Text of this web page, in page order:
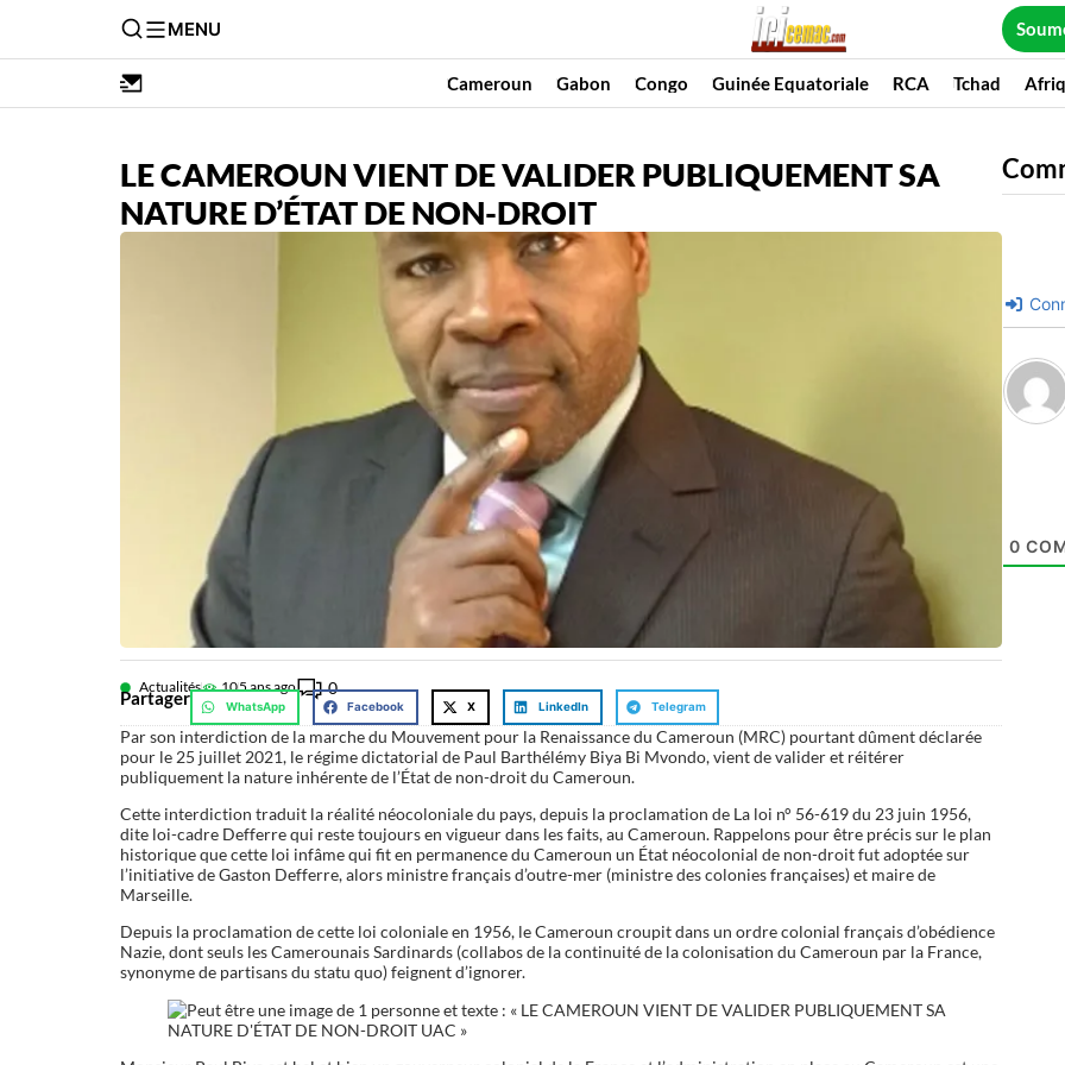
MENU
Cameroun Gabon Congo Guinée Equatoriale RCA Tchad
LE CAMEROUN VIENT DE VALIDER PUBLIQUEMENT SA
NATURE D’ÉTAT DE NON-DROIT
Actualités 105 ans ago 0
Partager WhatsApp Facebook X LinkedIn Telegram
Par son interdiction de la marche du Mouvement pour la Renaissance du Cameroun (MRC) pourtant dûment déclarée
pour le 25 juillet 2021, le régime dictatorial de Paul Barthélémy Biya Bi Mvondo, vient de valider et réitérer
publiquement la nature inhérente de l’État de non-droit du Cameroun.
Cette interdiction traduit la réalité néocoloniale du pays, depuis la proclamation de La loi n° 56-619 du 23 juin 1956,
dite loi-cadre Defferre qui reste toujours en vigueur dans les faits, au Cameroun. Rappelons pour être précis sur le plan
historique que cette loi infâme qui fit en permanence du Cameroun un État néocolonial de non-droit fut adoptée sur
l’initiative de Gaston Defferre, alors ministre français d’outre-mer (ministre des colonies françaises) et maire de
Marseille.
Depuis la proclamation de cette loi coloniale en 1956, le Cameroun croupit dans un ordre colonial français d’obédience
Nazie, dont seuls les Camerounais Sardinards (collabos de la continuité de la colonisation du Cameroun par la France,
synonyme de partisans du statu quo) feignent d’ignorer.
0